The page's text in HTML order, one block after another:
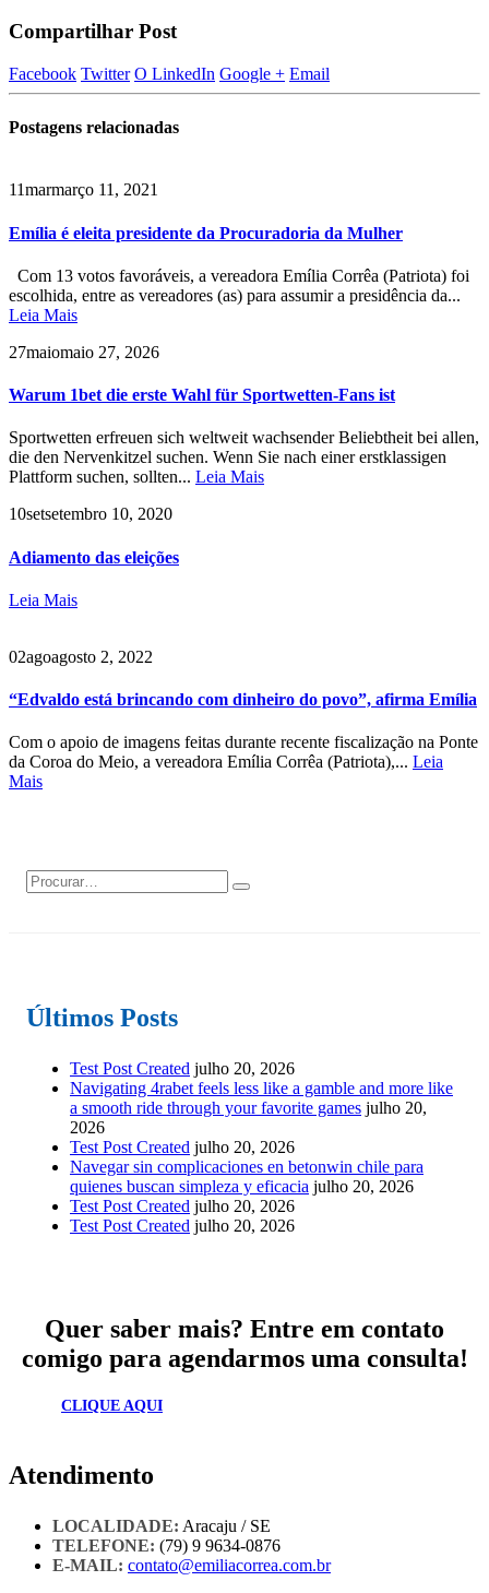
Compartilhar Post
Facebook Twitter O LinkedIn Google + Email
Postagens relacionadas
11marmarço 11, 2021
Emília é eleita presidente da Procuradoria da Mulher
Com 13 votos favoráveis, a vereadora Emília Corrêa (Patriota) foi
escolhida, entre as vereadores (as) para assumir a presidência da...
Leia Mais
27maiomaio 27, 2026
Warum 1bet die erste Wahl für Sportwetten-Fans ist
Sportwetten erfreuen sich weltweit wachsender Beliebtheit bei allen,
die den Nervenkitzel suchen. Wenn Sie nach einer erstklassigen
Plattform suchen, sollten... Leia Mais
10setsetembro 10, 2020
Adiamento das eleições
Leia Mais
02agoagosto 2, 2022
“Edvaldo está brincando com dinheiro do povo”, afirma Emília
Com o apoio de imagens feitas durante recente fiscalização na Ponte
da Coroa do Meio, a vereadora Emília Corrêa (Patriota),... Leia
Mais
Últimos Posts
Test Post Created julho 20, 2026
Navigating 4rabet feels less like a gamble and more like
a smooth ride through your favorite games julho 20,
2026
Test Post Created julho 20, 2026
Navegar sin complicaciones en betonwin chile para
quienes buscan simpleza y eficacia julho 20, 2026
Test Post Created julho 20, 2026
Test Post Created julho 20, 2026
Quer saber mais? Entre em contato
comigo para agendarmos uma consulta!
CLIQUE AQUI
Atendimento
LOCALIDADE: Aracaju / SE
TELEFONE: (79) 9 9634-0876
E-MAIL: contato@emiliacorrea.com.br